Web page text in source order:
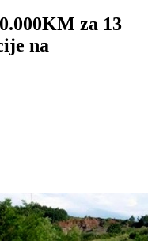
za 13
na